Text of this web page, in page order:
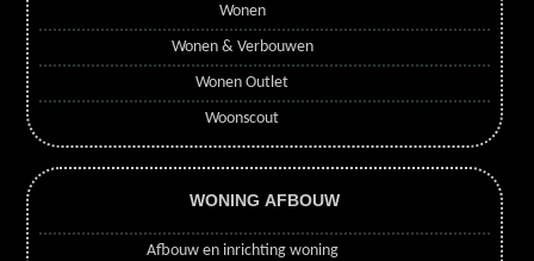
Wonen
Wonen & Verbouwen
Wonen Outlet
Woonscout
WONING AFBOUW
Afbouw en inrichting woning